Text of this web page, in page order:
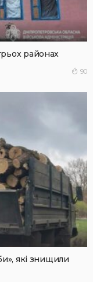
районах
90
які знищили